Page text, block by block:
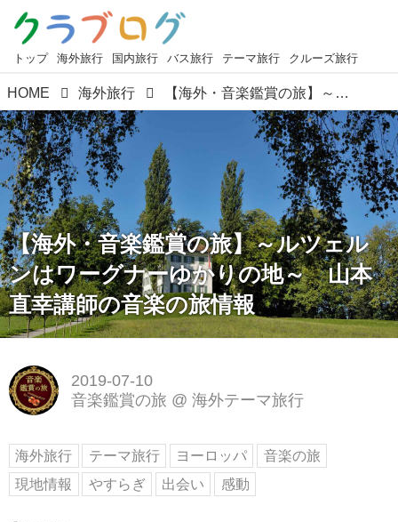
トップ 海外旅行 国内旅行 バス旅行 テーマ旅行 クルーズ旅行
HOME 海外旅行 【海外・音楽鑑賞の旅】～ルツェルンはワーグナーゆかりの地～ 山本直幸講師の音楽の旅情報
【海外・音楽鑑賞の旅】～ルツェル
ンはワーグナーゆかりの地～ 山本
直幸講師の音楽の旅情報
2019-07-10
音楽鑑賞の旅 @ 海外テーマ旅行
海外旅行 テーマ旅行 ヨーロッパ
音楽の旅
現地情報
やすらぎ 出会い 感動